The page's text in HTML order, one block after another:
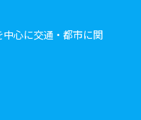
心に交通・都市に関